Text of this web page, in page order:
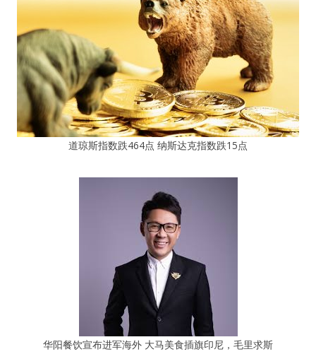
道琼斯指数跌464点 纳斯达克指数跌15点
华阳餐饮宣布进军海外 大马美食插旗印尼，毛里求斯